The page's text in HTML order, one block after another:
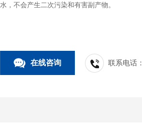
水，不会产生二次污染和有害副产物。
在线咨询 联系电话：